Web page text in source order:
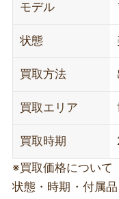
モデル
状態
買取方法
買取エリア
買取時期
※買取価格について
状態・時期・付属